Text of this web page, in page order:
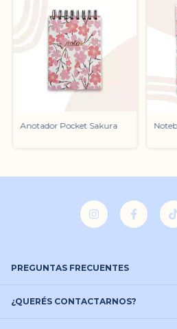
Anotador Pocket Sakura
PREGUNTAS FRECUENTES
¿QUERÉS CONTACTARNOS?